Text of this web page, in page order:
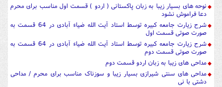
نوحه های بسیار زیبا به زبان پاکستانی ( اردو ) قسمت اول مناسب برای محرم
دعا فراموش نشود
شرح زیارت جامعه کبیره توسط استاد آیت الله ضیاء آبادی در 64 قسمت به
صورت صوتی قسمت اول
شرح زیارت جامعه کبیره توسط استاد آیت الله ضیاء آبادی در 64 قسمت به
صورت صوتی قسمت دوم
مداحی های زیبا به زبان اردو قسمت دوم
مداحی های سنتی شیرازی بسیار زیبا و سوزناک مناسب برای محرم / مداحی
دشتی با نی